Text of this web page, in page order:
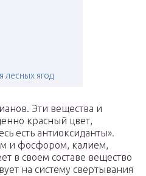
лесных ягод
Эти вещества и
красный цвет,
есть антиоксиданты».
и фосфором, калием,
в своем составе вещество
на систему свертывания